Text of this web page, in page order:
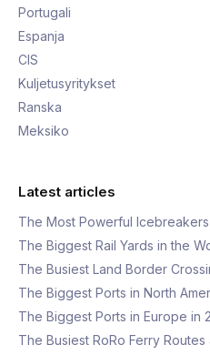
Portugali
Espanja
CIS
Kuljetusyritykset
Ranska
Meksiko
Latest articles
The Most Powerful
The Biggest Rail Yards in the
The Busiest Land Border
The Biggest Ports in North
The Biggest Ports in Europe in
The Busiest RoRo Ferry